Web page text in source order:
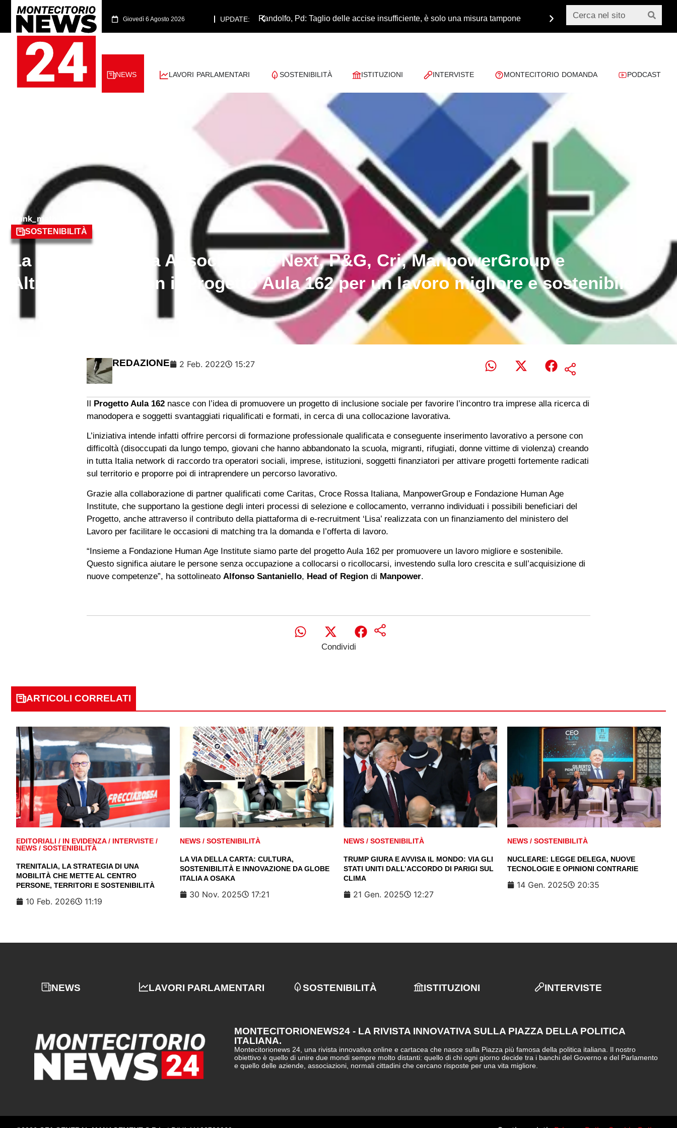
Giovedì 6 Agosto 2026 UPDATE: Pandolfo, Pd: Taglio delle accise insufficiente, è solo una misura tampone Monsignor Paglia:
NEWS LAVORI PARLAMENTARI SOSTENIBILITÀ ISTITUZIONI INTERVISTE MONTECITORIO DOMANDA PODCAST
[rank_math_breadcrumb]
SOSTENIBILITÀ
La partnership tra Associazione Next, P&G, Cri, ManpowerGroup e
Altroconsumo con il Progetto Aula 162 per un lavoro migliore e sostenibile
REDAZIONE 2 Feb. 2022 15:27
Il Progetto Aula 162 nasce con l’idea di promuovere un progetto di inclusione sociale per favorire l’incontro tra imprese alla ricerca di
manodopera e soggetti svantaggiati riqualificati e formati, in cerca di una collocazione lavorativa.
L’iniziativa intende infatti offrire percorsi di formazione professionale qualificata e conseguente inserimento lavorativo a persone con
difficoltà (disoccupati da lungo tempo, giovani che hanno abbandonato la scuola, migranti, rifugiati, donne vittime di violenza) creando
in tutta Italia network di raccordo tra operatori sociali, imprese, istituzioni, soggetti finanziatori per attivare progetti fortemente radicati
sul territorio e proporre poi di intraprendere un percorso lavorativo.
Grazie alla collaborazione di partner qualificati come Caritas, Croce Rossa Italiana, ManpowerGroup e Fondazione Human Age
Institute, che supportano la gestione degli interi processi di selezione e collocamento, verranno individuati i possibili beneficiari del
Progetto, anche attraverso il contributo della piattaforma di e-recruitment ‘Lisa’ realizzata con un finanziamento del ministero del
Lavoro per facilitare le occasioni di matching tra la domanda e l’offerta di lavoro.
“Insieme a Fondazione Human Age Institute siamo parte del progetto Aula 162 per promuovere un lavoro migliore e sostenibile.
Questo significa aiutare le persone senza occupazione a collocarsi o ricollocarsi, investendo sulla loro crescita e sull’acquisizione di
nuove competenze”, ha sottolineato Alfonso Santaniello, Head of Region di Manpower.
Condividi
ARTICOLI CORRELATI
EDITORIALI / IN EVIDENZA/ INTERVISTE /
NEWS / SOSTENIBILITÀ
TRENITALIA, LA STRATEGIA DI UNA
MOBILITÀ CHE METTE AL CENTRO
PERSONE, TERRITORI E SOSTENIBILITÀ
10 Feb. 2026 11:19
NEWS / SOSTENIBILITÀ
LA VIA DELLA CARTA: CULTURA,
SOSTENIBILITÀ E INNOVAZIONE DA GLOBE
ITALIA A OSAKA
30 Nov. 2025 17:21
NEWS / SOSTENIBILITÀ
TRUMP GIURA E AVVISA IL MONDO: VIA GLI
STATI UNITI DALL’ACCORDO DI PARIGI SUL
CLIMA
21 Gen. 2025 12:27
NEWS / SOSTENIBILITÀ
NUCLEARE: LEGGE DELEGA, NUOVE
TECNOLOGIE E OPINIONI CONTRARIE
14 Gen. 2025 20:35
NEWS LAVORI PARLAMENTARI SOSTENIBILITÀ ISTITUZIONI INTERVISTE
MONTECITORIONEWS24 - LA RIVISTA INNOVATIVA SULLA PIAZZA DELLA POLITICA
ITALIANA.
Montecitorionews 24, una rivista innovativa online e cartacea che nasce sulla Piazza più famosa della politica italiana. Il nostro
obiettivo è quello di unire due mondi sempre molto distanti: quello di chi ogni giorno decide tra i banchi del Governo e del Parlamento
e quello delle aziende, associazioni, normali cittadini che cercano risposte per una vita migliore.